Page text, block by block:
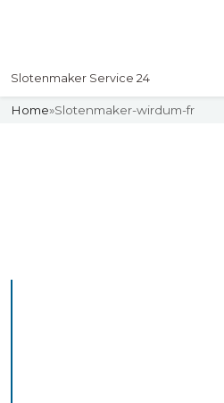
Slotenmaker Service 24
Home»Slotenmaker-wirdum-fr